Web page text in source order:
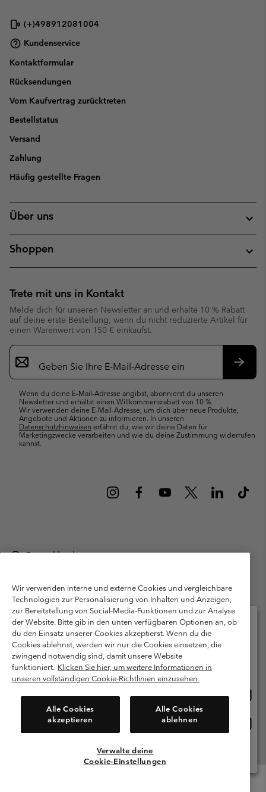
(+)498912081004
Kundenservice
Kontaktformular
Rücksendungen
Vom Kaufvertrag zurücktreten
Bestellstatus
Versand
Zahlung
Häufig gestellte Fragen
Über uns
Shoppen
Trete mit uns in Kontakt
Melde dich für unseren Newsletter an und erhalte 10 % Rabatt
auf deine erste Bestellung, wenn du nicht reduzierte Artikel für
einen Warenwert von 150 € einkaufst.
Newsletter-
Anmeldung
Wenn du deine E-Mail-Adresse angibst, abonnierst du unseren
Newsletter und erhältst einen Willkommensrabatt von 10 %.
Wir verwenden deine E-Mail-Adresse, um dich über neue Produkte,
Angebote und Aktionen zu informieren. In unseren
Datenschutzhinweisen erfährst du, wie wir deine Daten für
Marketingzwecke verarbeiten und wie du deine Zustimmung widerrufen
kannst.
Deutschland
München Deutschland. Alle Rechte vorbehalten.
Nutzungsbedingungen
Allgemeine Verkaufsbedingungen
Garantie
Datenschutzerklärung
Bestimmungen und Bedingungen des Mitglieder Programms
Nutzungsbedingungen Für Nutzergenerierte Inhalte
Cookies
Public CBCR
Kundenservice: Mo- Fr. 9:00 - 13:00 & 14:00- 18:00 Uhr
(+)498912081004
Wir verwenden interne und externe Cookies und vergleichbare
Technologien zur Personalisierung von Inhalten und Anzeigen,
zur Bereitstellung von Social-Media-Funktionen und zur Analyse
der Website. Bitte gib in den unten verfügbaren Optionen an, ob
du den Einsatz unserer Cookies akzeptierst. Wenn du die
Cookies ablehnst, werden wir nur die Cookies einsetzen, die
zwingend notwendig sind, damit unsere Website
funktioniert. Klicken Sie hier, um weitere Informationen in
unseren vollständigen Cookie-Richtlinien einzusehen.
Alle Cookies
akzeptieren
Alle Cookies
ablehnen
Verwalte deine
Cookie-Einstellungen
Bitte wählen Sie Ihr Lieferland und Ihre Sprache
Online-Einkauf verfügbar
Deutschland
Alle Länder Anzeigen